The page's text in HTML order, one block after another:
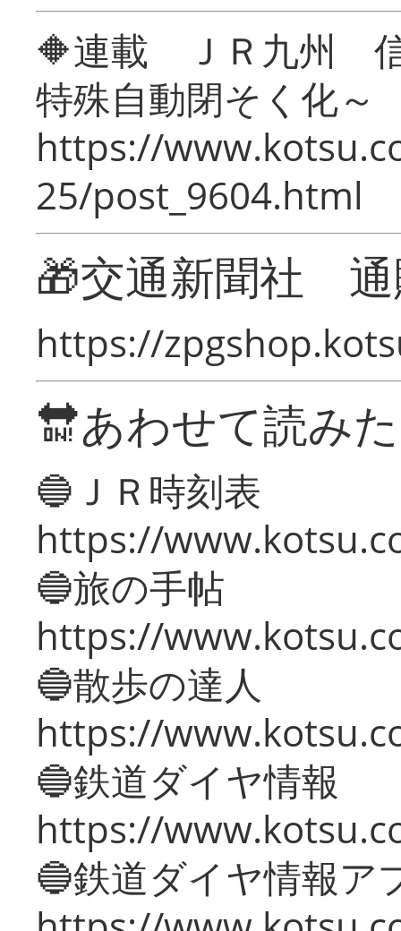
🔶連載 ＪＲ九州 信
特殊自動閉そく化～
https://
25/post_9604.html
🎁交通新聞社
https://
🔛あわせて読み
🔵ＪＲ時刻表
https://
🔵旅の手帖
https://
🔵散歩の達人
https://
🔵鉄道ダイヤ情報
https://
🔵鉄道ダイヤ情報ア